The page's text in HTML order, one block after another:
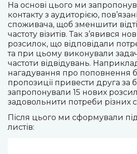
На основі цього ми
контакту з аудиторією,
споживача, щоб зменшити
частоту візитів. Так з’явився
розсилок, що відповідали
та при цьому виконували
частоти відвідувань.
нагадування про поповнення
пропозиції привести друга за
запропонували 15 нових
задовольнити потреби різних
Після цього ми сформували
листів: